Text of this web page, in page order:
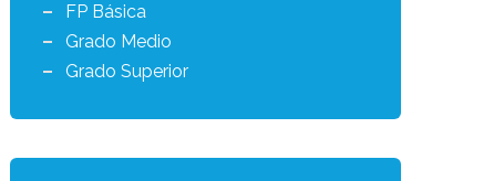
FP Básica
Grado Medio
Grado Superior